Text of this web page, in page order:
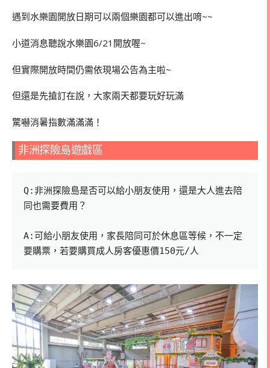
遇到水樂園開放日期可以兩個樂園都可以進出唷~~
小道消息聽說水樂園6/21開放喔~
但實際開放時間仍需依現場公告為主啦~
但還是先搶訂在說，大家兩天都要玩好玩滿
驚嚇消暑指數滿滿滿！
非洲探險島遊戲區
Q:非洲探險島是否可以給小朋友使用，還是大人進去陪
同也需要費用？
A:可給小朋友使用，家長陪同可於休息區等候，不一定
要購票，若要購買成人房客優惠價150元/人